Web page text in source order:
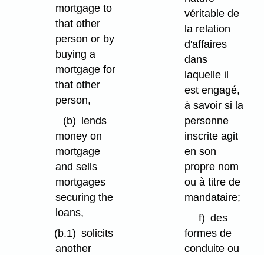
mortgage to
that other
person or by
buying a
mortgage for
that other
person,
(b) lends
money on
mortgage
and sells
mortgages
securing the
loans,
(b.1) solicits
another
véritable de
la relation
d'affaires
dans
laquelle il
est engagé,
à savoir si la
personne
inscrite agit
en son
propre nom
ou à titre de
mandataire;
f) des
formes de
conduite ou